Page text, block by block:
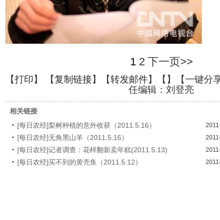
1 2 下一页>>
【打印】 【复制链接】【转发邮件】【 】
【一键分
任编辑：刘登亮
相关链接
[每日农经]梨树种植的意外收获（2011.5.16）
[每日农经]无角黑山羊（2011.5.16）
[每日农经]记者调查：花样翻新卖年糕(2011.5.13)
[每日农经]买不到的黄壳鱼（2011.5.12）